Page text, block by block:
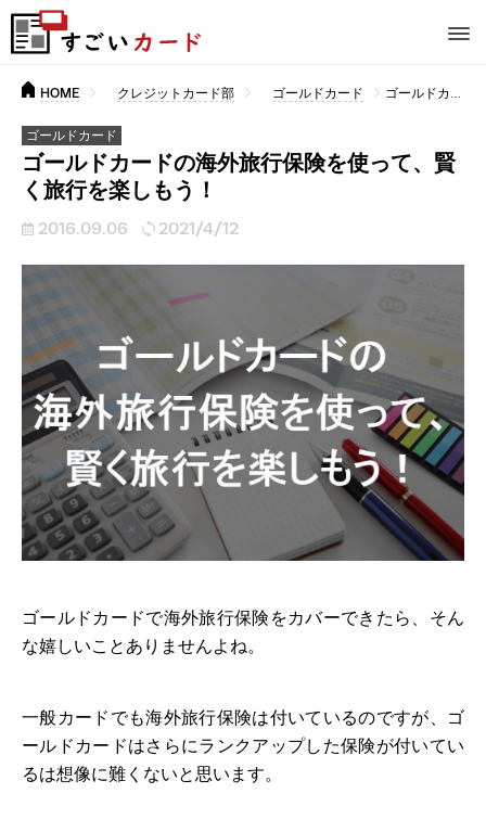
HOME クレジットカード部 ゴールドカード ゴールドカードの海外旅行保険を使って、賢く旅行を楽しもう！
ゴールドカード
ゴールドカードの海外旅行保険を使って、賢
く旅行を楽しもう！
2016.09.06 2021/4/12
ゴールドカードで海外旅行保険をカバーできたら、そん
な嬉しいことありませんよね。
一般カードでも海外旅行保険は付いているのですが、ゴ
ールドカードはさらにランクアップした保険が付いてい
るは想像に難くないと思います。